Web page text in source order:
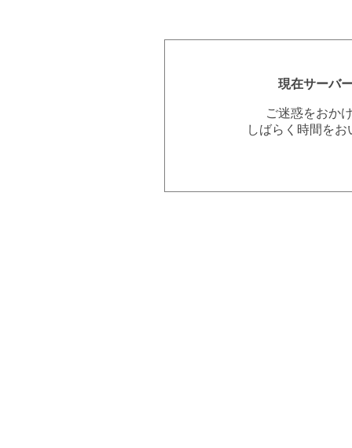
現在サーバ
ご迷惑をおか
しばらく時間を